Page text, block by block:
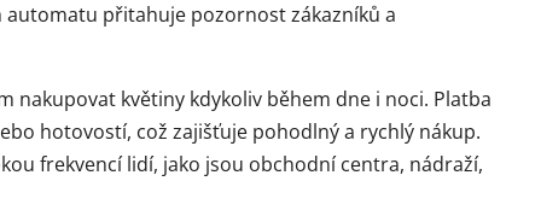
automatu přitahuje pozornost zákazníků a
nakupovat květiny kdykoliv během dne i noci. Platba
hotovostí, což zajišťuje pohodlný a rychlý nákup.
frekvencí lidí, jako jsou obchodní centra, nádraží,